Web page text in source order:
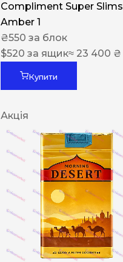
Compliment Super Slims
Amber 1
₴550 за блок
$520 за ящик≈ 23 400 ₴
Купити
Акція